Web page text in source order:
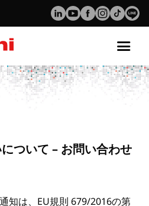
ついて – お問い合わせ
知は、EU規則 679/2016の第